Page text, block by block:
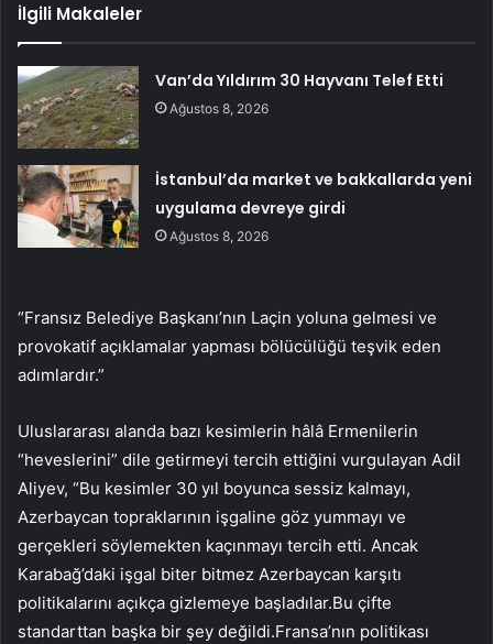
İlgili Makaleler
Van’da Yıldırım 30 Hayvanı Telef Etti
Ağustos 8, 2026
İstanbul’da market ve bakkallarda yeni
uygulama devreye girdi
Ağustos 8, 2026
“Fransız Belediye Başkanı’nın Laçin yoluna gelmesi ve
provokatif açıklamalar yapması bölücülüğü teşvik eden
adımlardır.”
Uluslararası alanda bazı kesimlerin hâlâ Ermenilerin
“heveslerini” dile getirmeyi tercih ettiğini vurgulayan Adil
Aliyev, “Bu kesimler 30 yıl boyunca sessiz kalmayı,
Azerbaycan topraklarının işgaline göz yummayı ve
gerçekleri söylemekten kaçınmayı tercih etti. Ancak
Karabağ’daki işgal biter bitmez Azerbaycan karşıtı
politikalarını açıkça gizlemeye başladılar.Bu çifte
standarttan başka bir şey değildi.Fransa’nın politikası